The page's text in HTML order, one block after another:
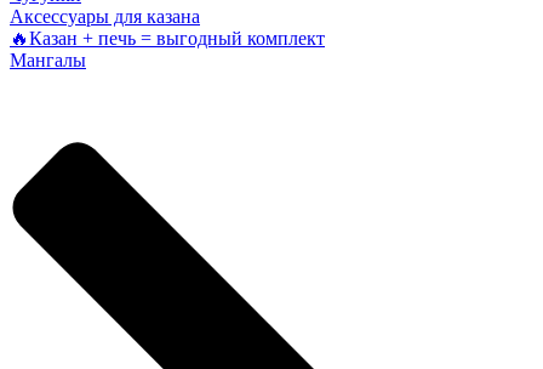
Аксессуары для казана
🔥Казан + печь = выгодный комплект
Мангалы